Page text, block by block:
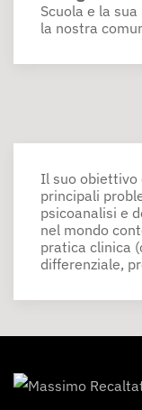
Scuola e la
la nostra
Il suo obiettivo
principali
psicoanalisi e
nel mondo
pratica clinica
differenziale,